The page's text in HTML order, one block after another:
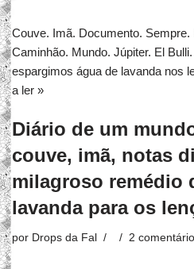
Couve. Imã. Documento.
Caminhão. Mundo. Júpiter. El
espargimos água de lavanda nos
a ler »
Diário de um
couve, imã, notas
milagroso remédio
lavanda para os
por Drops da Fal 2